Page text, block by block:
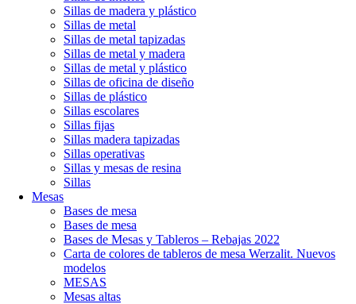
Sillas de madera y plástico
Sillas de metal
Sillas de metal tapizadas
Sillas de metal y madera
Sillas de metal y plástico
Sillas de oficina de diseño
Sillas de plástico
Sillas escolares
Sillas fijas
Sillas madera tapizadas
Sillas operativas
Sillas y mesas de resina
Sillas
Mesas
Bases de mesa
Bases de mesa
Bases de Mesas y Tableros – Rebajas 2022
Carta de colores de tableros de mesa Werzalit. Nuevos
modelos
MESAS
Mesas altas